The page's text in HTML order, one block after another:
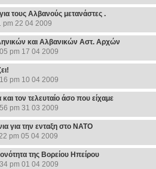
τους Αλβανούς μετανάστες .
pm 22 04 2009
και Αλβανικών Αστ. Αρχών
pm 17 04 2009
pm 10 04 2009
τον τελευταίο άσο που είχαμε
pm 31 03 2009
για την ενταξη στο ΝΑΤΟ
pm 05 04 2009
της Βορείου Ηπείρου
pm 01 04 2009